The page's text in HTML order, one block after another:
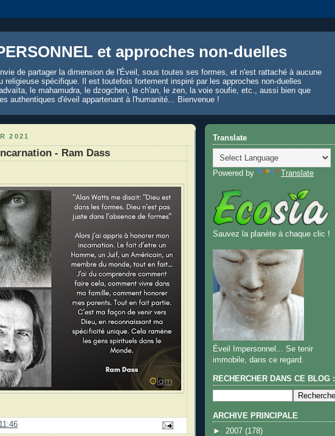
et approches non-duelles
de partager la dimension de l'Éveil, sous toutes ses formes, et n'est rattaché à aucune
religieuse spécifique. Il est toutefois fortement inspiré par les approches non-duelles
le mahamudra, le dzogchen, le ch'an, le zen, la voie soufie, etc., aussi bien que
authentiques d'éveil appartenant à l'humanité... Bienvenue !
2021
- Ram Dass
11:46
Translate
Powered by Translate
Sauvez la planète à chaque clic !
Éveil Impersonnel... Se tenir
immobile, dans ce regard.
RECHERCHER DANS CE BLOG :
ARCHIVE PRINCIPALE
► 2007 (178)